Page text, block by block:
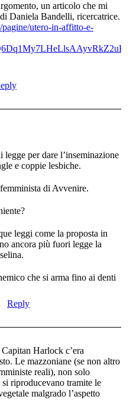
un articolo che mi
Daniela Bandelli, ricercatrice.
utero-in-affitto-e-
legge per dare l’inseminazione
e coppie lesbiche.
di Avvenire.
leggi come la proposta in
ancora più fuori legge la
che si arma fino ai denti
Reply
Harlock c’era
Le mazzoniane (se non altro
reali), non solo
riproducevano tramite le
malgrado l’aspetto